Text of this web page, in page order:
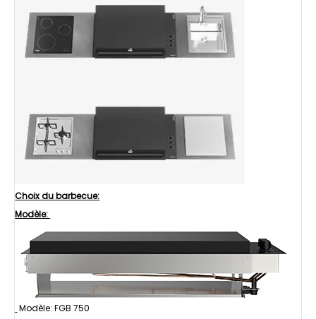
Choix du barbecue:
Modèle:
Modèle: FGB 750